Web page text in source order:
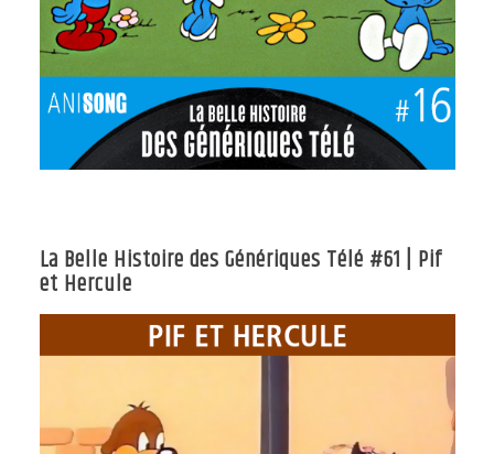
La Belle Histoire des Génériques Télé #61 | Pif
et Hercule